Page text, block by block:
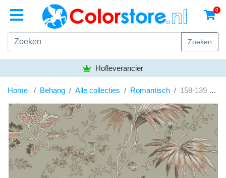
0
Zoeken
Hofleverancier
Home Behang Alle collecties Romantisch 158-139 297 Esta Vintage Flowers